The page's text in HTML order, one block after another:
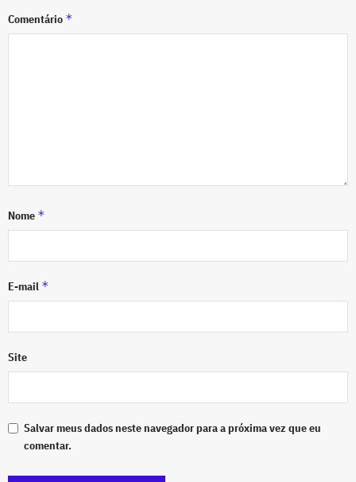
Comentário *
Nome *
E-mail *
Site
Salvar meus dados neste navegador para a próxima vez que eu
comentar.